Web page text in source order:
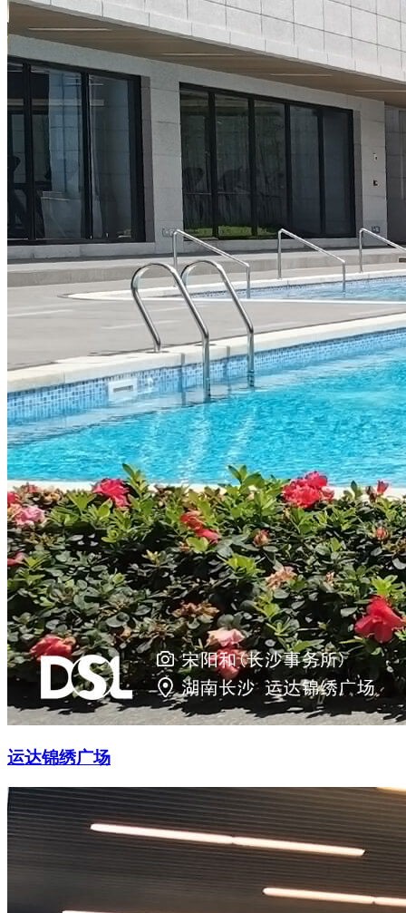
运达锦绣广场